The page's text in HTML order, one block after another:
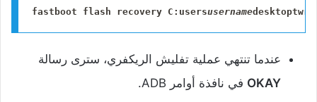
fastboot flash recovery C:usersusername
عندما تنتهي عملية تفليش الريكفري، سترى رسالة
OKAY في نافذة أوامر ADB.